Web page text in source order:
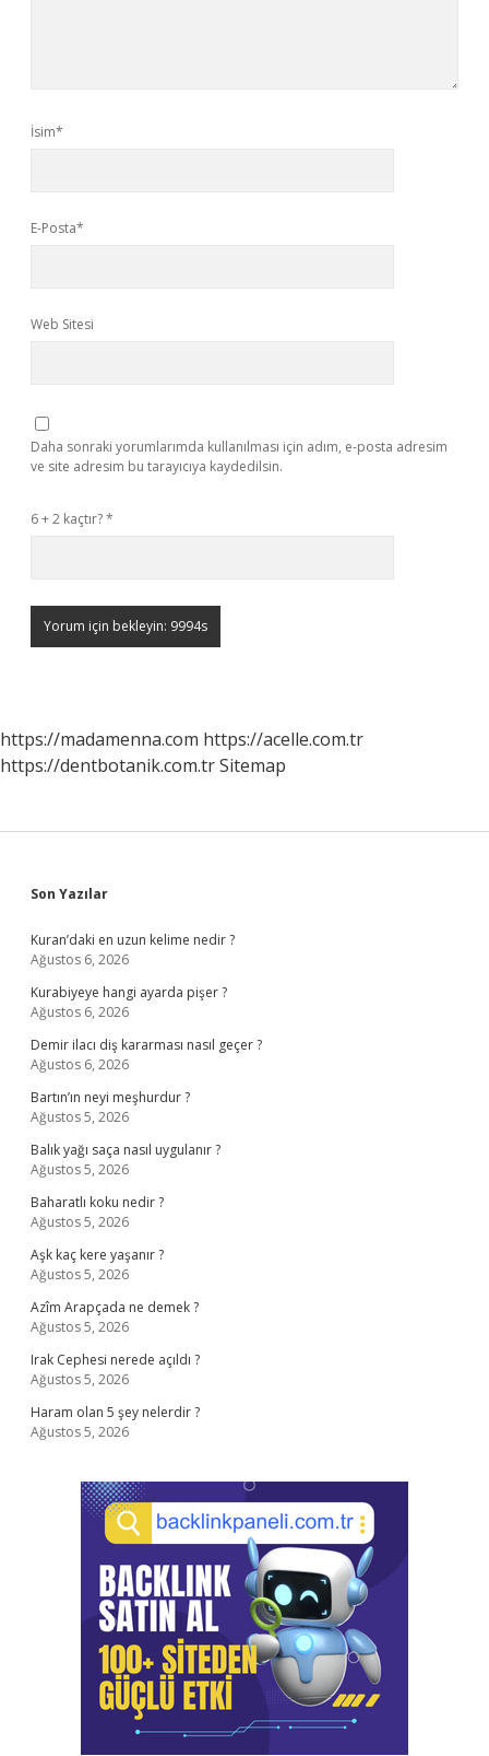
İsim*
E-Posta*
Web Sitesi
Daha sonraki yorumlarımda kullanılması için adım, e-posta adresim
ve site adresim bu tarayıcıya kaydedilsin.
6 + 2 kaçtır?*
https://madamenna.com https://acelle.com.tr
https://dentbotanik.com.trSitemap
Sidebar
Son Yazılar
Kuran’daki en uzun kelime nedir ?
Ağustos 6, 2026
Kurabiyeye hangi ayarda pişer ?
Ağustos 6, 2026
Demir ilacı diş kararması nasıl geçer ?
Ağustos 6, 2026
Bartın’ın neyi meşhurdur ?
Ağustos 5, 2026
Balık yağı saça nasıl uygulanır ?
Ağustos 5, 2026
Baharatlı koku nedir ?
Ağustos 5, 2026
Aşk kaç kere yaşanır ?
Ağustos 5, 2026
Azîm Arapçada ne demek ?
Ağustos 5, 2026
Irak Cephesi nerede açıldı ?
Ağustos 5, 2026
Haram olan 5 şey nelerdir ?
Ağustos 5, 2026